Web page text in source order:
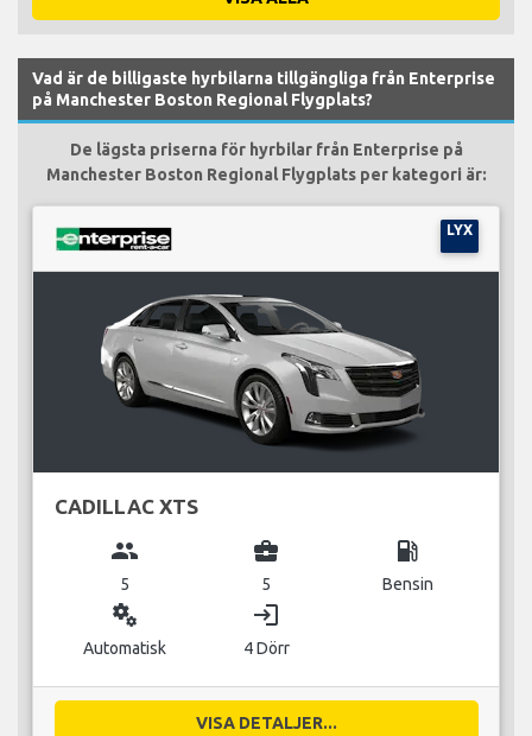
Vad är de billigaste hyrbilarna tillgängliga från Enterprise
på Manchester Boston Regional Flygplats?
De lägsta priserna för hyrbilar från Enterprise på
Manchester Boston Regional Flygplats per kategori är:
LYX
CADILLAC XTS
group
5
business_center
5
local_gas_station
Bensin
miscellaneous_services
Automatisk
login
4 Dörr
VISA DETALJER...